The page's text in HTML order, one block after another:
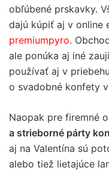
obľúbené prskavky.
dajú kúpiť aj v online
premiumpyro.
ale ponúka aj iné
používať aj v
o svadobné konfety
Naopak pre firemné
a strieborné párty
aj na Valentína sú
alebo tiež lietajúce